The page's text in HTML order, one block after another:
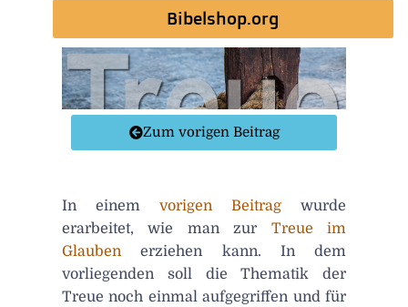
Bibelshop.org
Zum vorigen Beitrag
In einem vorigen Beitrag wurde
erarbeitet, wie man zur Treue im
Glaubenerziehen kann. In dem
vorliegenden soll die Thematik der
Treue noch einmal aufgegriffen und für